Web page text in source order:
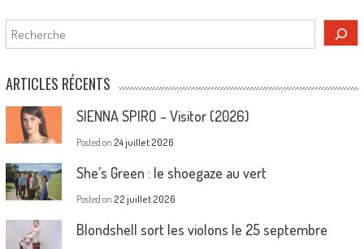
Rechercher
ARTICLES RÉCENTS
SIENNA SPIRO – Visitor (2026)
Posted on 24 juillet 2026
She’s Green : le shoegaze au vert
Posted on 22 juillet 2026
Blondshell sort les violons le 25 septembre